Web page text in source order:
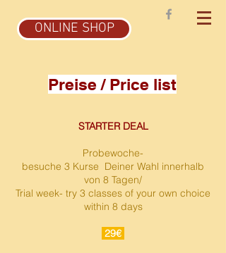
ONLINE SHOP
Preise / Price list
STARTER DEAL
Probewoche-
besuche 3 Kurse Deiner Wahl innerhalb
von 8 Tagen/
Trial week- try 3 classes of your own choice
within 8 days
29€